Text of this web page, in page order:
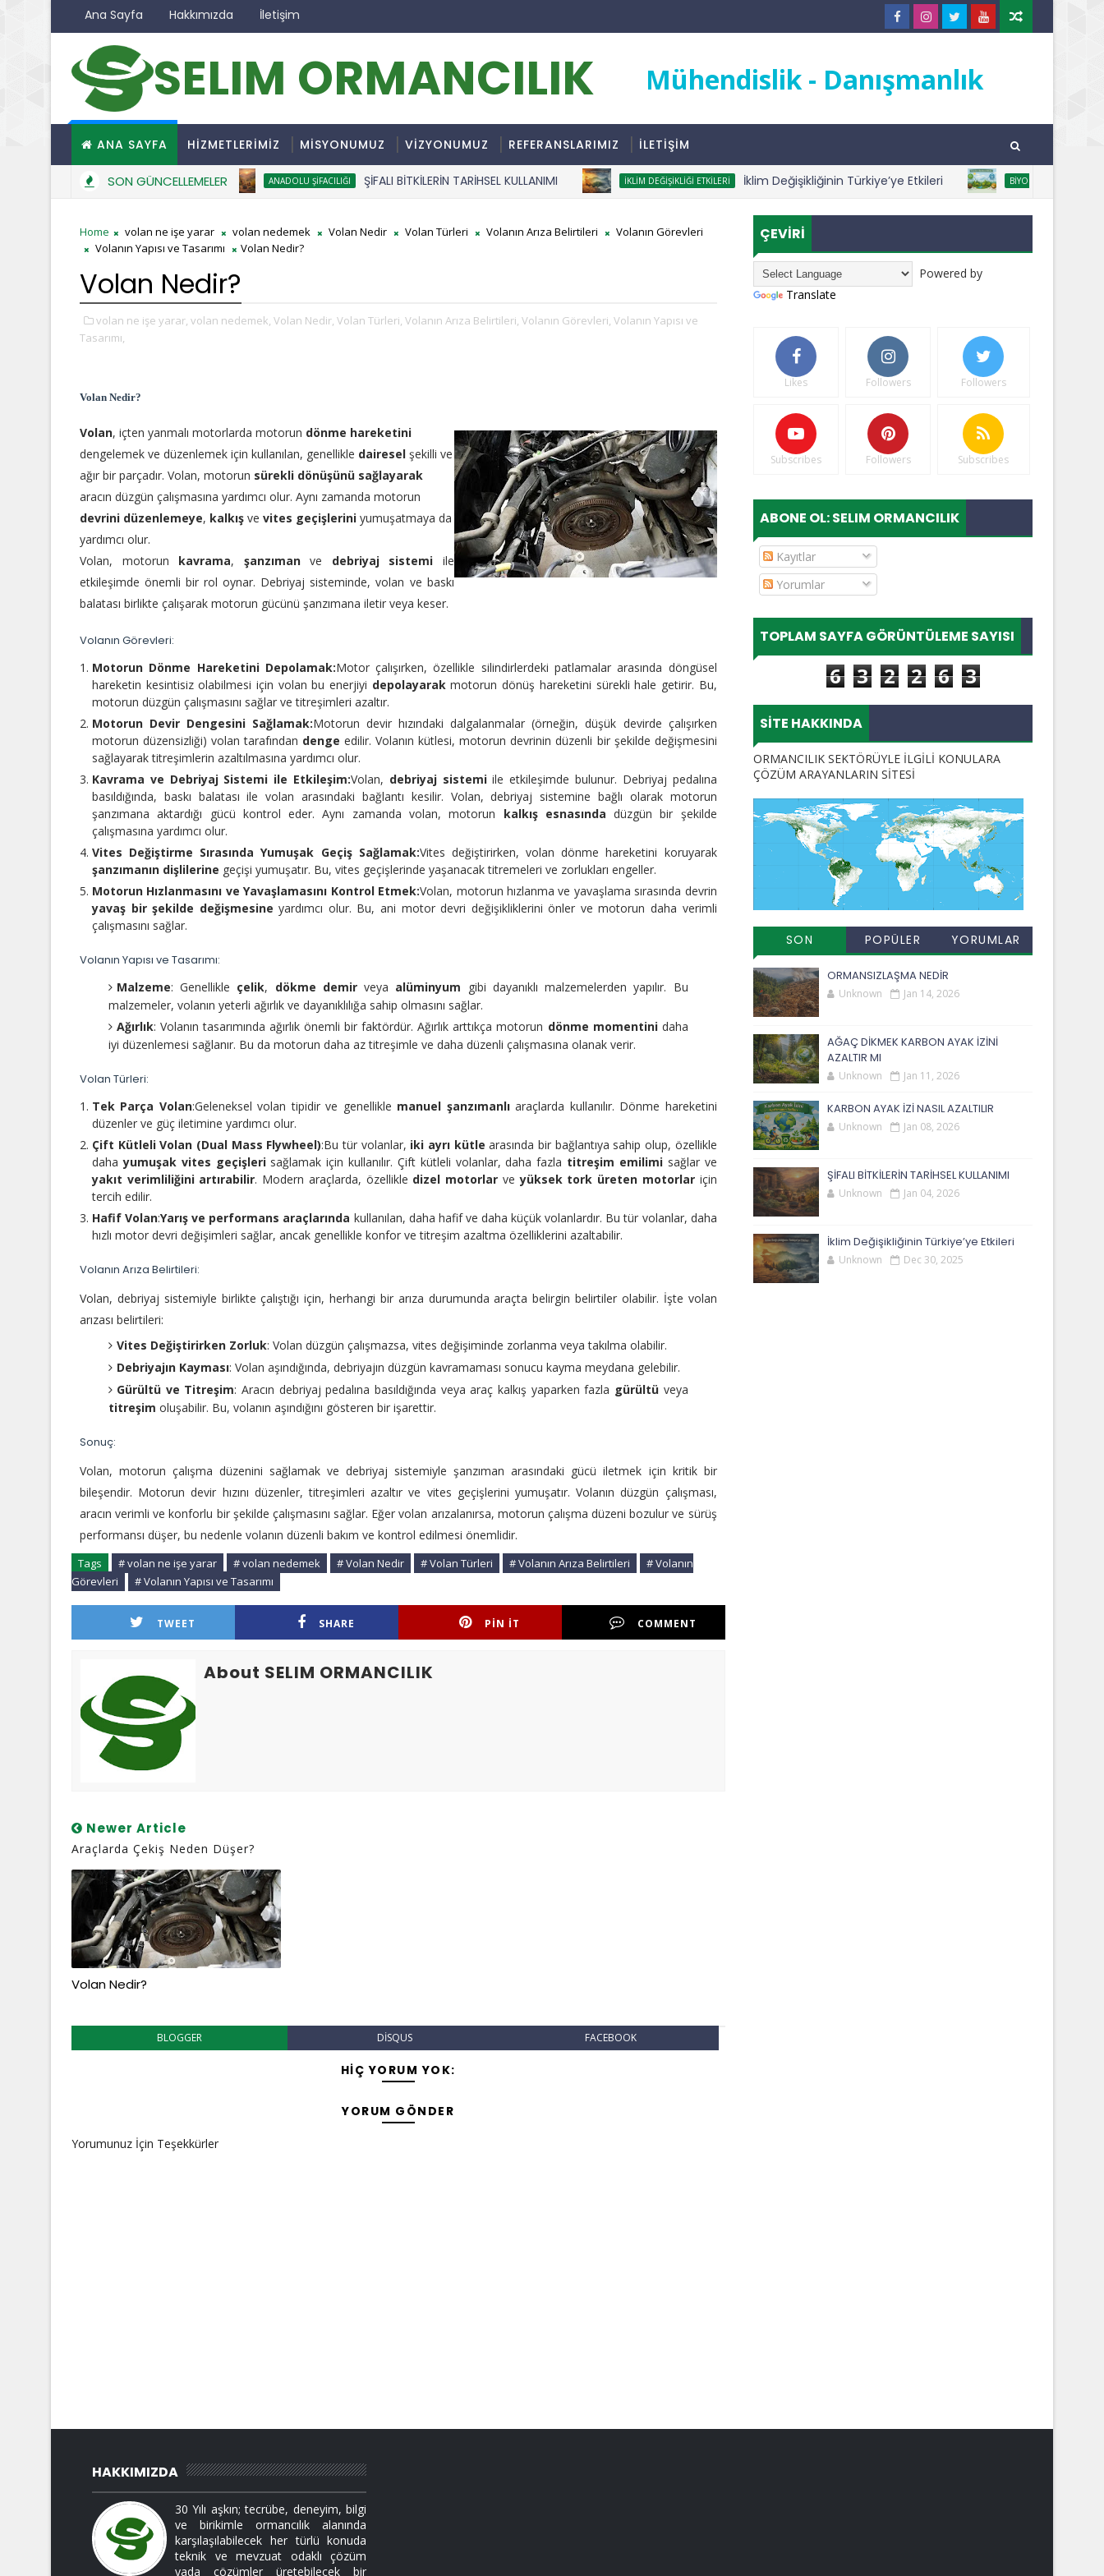
Ana Sayfa Hakkımızda İletişim
SELIM ORMANCILIK Mühendislik - Danışmanlık
ANA SAYFA HİZMETLERİMİZ MİSYONUMUZ VİZYONUMUZ REFERANSLARIMIZ İLETİŞİM
SON GÜNCELLEMELER ANADOLU ŞIFACILIĞI ŞİFALI BİTKİLERİN TARİHSEL KULLANIMI IKLIM DEĞIŞIKLIĞI ETKILERI İklim Değişikliğinin Türkiye’ye Etkileri BIYOÇEŞITLILIK
Home volan ne işe yarar volan nedemek Volan Nedir Volan Türleri Volanın Arıza Belirtileri
Volanın Görevleri
Volanın Yapısı ve Tasarımı
Volan Nedir?
Volan Nedir?
volan ne işe yarar, volan nedemek, Volan Nedir, Volan Türleri, Volanın Arıza Belirtileri, Volanın Görevleri, Volanın Yapısı ve
Tasarımı,
Volan Nedir?
Volan, içten yanmalı motorlarda motorun dönme hareketini
dengelemek ve düzenlemek için kullanılan, genellikle dairesel şekilli ve
ağır bir parçadır. Volan, motorun sürekli dönüşünü sağlayarak
aracın düzgün çalışmasına yardımcı olur. Aynı zamanda motorun
devrini düzenlemeye, kalkış ve vites geçişlerini yumuşatmaya da
yardımcı olur.
Volan, motorun kavrama, şanzımanve debriyaj sistemi ile
etkileşimde önemli bir rol oynar. Debriyaj sisteminde, volan ve baskı
balatası birlikte çalışarak motorun gücünü şanzımana iletir veya keser.
Volanın Görevleri:
Motorun Dönme Hareketini Depolamak:Motor çalışırken, özellikle silindirlerdeki patlamalar arasında döngüsel
hareketin kesintisiz olabilmesi için volan bu enerjiyi depolayarakmotorun dönüş hareketini sürekli hale getirir. Bu,
motorun düzgün çalışmasını sağlar ve titreşimleri azaltır.
Motorun Devir Dengesini Sağlamak:Motorun devir hızındaki dalgalanmalar (örneğin, düşük devirde çalışırken
motorun düzensizliği) volan tarafından denge edilir. Volanın kütlesi, motorun devrinin düzenli bir şekilde değişmesini
sağlayarak titreşimlerin azaltılmasına yardımcı olur.
Kavrama ve Debriyaj Sistemi ile Etkileşim:Volan, debriyaj sistemiile etkileşimde bulunur. Debriyaj pedalına
basıldığında, baskı balatası ile volan arasındaki bağlantı kesilir. Volan, debriyaj sistemine bağlı olarak motorun
şanzımana aktardığı gücü kontrol eder. Aynı zamanda volan, motorun kalkış esnasında düzgün bir şekilde
çalışmasına yardımcı olur.
Vites Değiştirme Sırasında Yumuşak Geçiş Sağlamak:Vites değiştirirken, volan dönme hareketini koruyarak
şanzımanın dişlilerine geçişi yumuşatır. Bu, vites geçişlerinde yaşanacak titremeleri ve zorlukları engeller.
Motorun Hızlanmasını ve Yavaşlamasını Kontrol Etmek:Volan, motorun hızlanma ve yavaşlama sırasında devrin
yavaş bir şekilde değişmesine yardımcı olur. Bu, ani motor devri değişikliklerini önler ve motorun daha verimli
çalışmasını sağlar.
Volanın Yapısı ve Tasarımı:
Malzeme: Genellikle çelik, dökme demirveya alüminyum gibi dayanıklı malzemelerden yapılır. Bu
malzemeler, volanın yeterli ağırlık ve dayanıklılığa sahip olmasını sağlar.
Ağırlık: Volanın tasarımında ağırlık önemli bir faktördür. Ağırlık arttıkça motorun dönme momentinidaha
iyi düzenlemesi sağlanır. Bu da motorun daha az titreşimle ve daha düzenli çalışmasına olanak verir.
Volan Türleri:
Tek Parça Volan:Geleneksel volan tipidir ve genellikle manuel şanzımanlıaraçlarda kullanılır. Dönme hareketini
düzenler ve güç iletimine yardımcı olur.
Çift Kütleli Volan (Dual Mass Flywheel):Bu tür volanlar, iki ayrı kütle arasında bir bağlantıya sahip olup, özellikle
dahayumuşak vites geçişlerisağlamak için kullanılır. Çift kütleli volanlar, daha fazla titreşim emilimisağlar ve
yakıt verimliliğini artırabilir. Modern araçlarda, özellikle dizel motorlar veyüksek tork üreten motorlariçin
tercih edilir.
Hafif Volan:Yarış ve performans araçlarında kullanılan, daha hafif ve daha küçük volanlardır. Bu tür volanlar, daha
hızlı motor devri değişimleri sağlar, ancak genellikle konfor ve titreşim azaltma özelliklerini azaltabilir.
Volanın Arıza Belirtileri:
Volan, debriyaj sistemiyle birlikte çalıştığı için, herhangi bir arıza durumunda araçta belirgin belirtiler olabilir. İşte volan
arızası belirtileri:
Vites Değiştirirken Zorluk: Volan düzgün çalışmazsa, vites değişiminde zorlanma veya takılma olabilir.
Debriyajın Kayması: Volan aşındığında, debriyajın düzgün kavramaması sonucu kayma meydana gelebilir.
Gürültü ve Titreşim: Aracın debriyaj pedalına basıldığında veya araç kalkış yaparken fazla gürültüveya
titreşim oluşabilir. Bu, volanın aşındığını gösteren bir işarettir.
Sonuç:
Volan, motorun çalışma düzenini sağlamak ve debriyaj sistemiyle şanzıman arasındaki gücü iletmek için kritik bir
bileşendir. Motorun devir hızını düzenler, titreşimleri azaltır ve vites geçişlerini yumuşatır. Volanın düzgün çalışması,
aracın verimli ve konforlu bir şekilde çalışmasını sağlar. Eğer volan arızalanırsa, motorun çalışma düzeni bozulur ve sürüş
performansı düşer, bu nedenle volanın düzenli bakım ve kontrol edilmesi önemlidir.
Tags # volan ne işe yarar # volan nedemek # Volan Nedir # Volan Türleri # Volanın Arıza Belirtileri
# Volanın
Görevleri
# Volanın Yapısı ve Tasarımı
TWEET SHARE PIN IT COMMENT
About SELIM ORMANCILIK
Newer Article
Araçlarda Çekiş Neden Düşer?
Volan Nedir?
BLOGGER DISQUS FACEBOOK
HIÇ YORUM YOK:
YORUM GÖNDER
Yorumunuz İçin Teşekkürler
ÇEVİRİ
Powered by
Translate
Likes Followers Followers
Subscribes Followers Subscribes
ABONE OL: SELIM ORMANCILIK
Kayıtlar
Yorumlar
TOPLAM SAYFA GÖRÜNTÜLEME SAYISI
6 3 2 2 6 3
SITE HAKKINDA
ORMANCILIK SEKTÖRÜYLE İLGİLİ KONULARA
ÇÖZÜM ARAYANLARIN SİTESİ
SON
EKLENENLER
POPÜLER
YORUMLAR
ORMANSIZLAŞMA NEDİR
Unknown Jan 14, 2026
AĞAÇ DİKMEK KARBON AYAK İZİNİ
AZALTIR MI
Unknown Jan 11, 2026
KARBON AYAK İZİ NASIL AZALTILIR
Unknown Jan 08, 2026
ŞİFALI BİTKİLERİN TARİHSEL KULLANIMI
Unknown Jan 04, 2026
İklim Değişikliğinin Türkiye’ye Etkileri
Unknown Dec 30, 2025
HAKKIMIZDA
30 Yılı aşkın; tecrübe, deneyim, bilgi
ve birikimle ormancılık alanında
karşılaşılabilecek her türlü konuda
teknik ve mevzuat odaklı çözüm
yada çözümler üretebilecek bir